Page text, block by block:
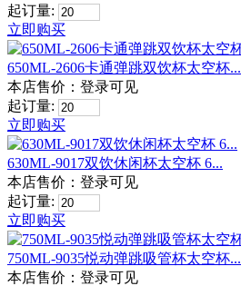
起订量:
立即购买
650ML-2606卡通弹跳双饮杯太空杯...
本店售价： 登录可见
起订量:
立即购买
630ML-9017双饮休闲杯太空杯 6...
本店售价： 登录可见
起订量:
立即购买
750ML-9035悦动弹跳吸管杯太空杯...
本店售价： 登录可见